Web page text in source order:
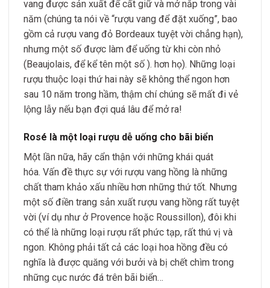
vang được sản xuất để cất giữ và mở nắp trong vài
năm (chúng ta nói về “rượu vang để đặt xuống”, bao
gồm cả rượu vang đỏ Bordeaux tuyệt vời chẳng hạn),
nhưng một số được làm để uống từ khi còn nhỏ
(Beaujolais, để kể tên một số ). hơn họ). Những loại
rượu thuộc loại thứ hai này sẽ không thể ngon hơn
sau 10 năm trong hầm, thậm chí chúng sẽ mất đi vẻ
lộng lẫy nếu bạn đợi quá lâu để mở ra!
Rosé là một loại rượu dễ uống cho bãi biển
Một lần nữa, hãy cẩn thận với những khái quát
hóa. Vấn đề thực sự với rượu vang hồng là những
chất tham khảo xấu nhiều hơn những thứ tốt. Nhưng
một số điền trang sản xuất rượu vang hồng rất tuyệt
vời (ví dụ như ở Provence hoặc Roussillon), đôi khi
có thể là những loại rượu rất phức tạp, rất thú vị và
ngon. Không phải tất cả các loại hoa hồng đều có
nghĩa là được quăng với bưởi và bị chết chìm trong
những cục nước đá trên bãi biển…